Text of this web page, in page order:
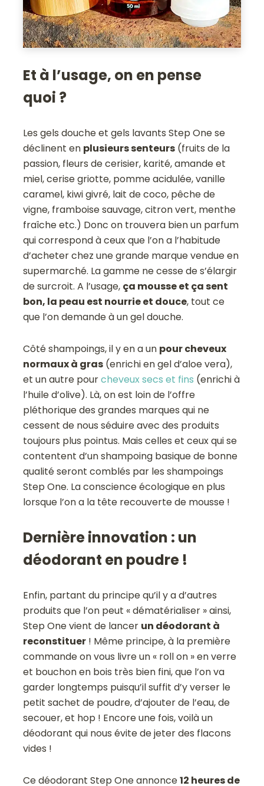
Et à l’usage, on en pense
quoi ?
Les gels douche et gels lavants Step One se
déclinent en plusieurs senteurs (fruits de la
passion, fleurs de cerisier, karité, amande et
miel, cerise griotte, pomme acidulée, vanille
caramel, kiwi givré, lait de coco, pêche de
vigne, framboise sauvage, citron vert, menthe
fraîche etc.) Donc on trouvera bien un parfum
qui correspond à ceux que l’on a l’habitude
d’acheter chez une grande marque vendue en
supermarché. La gamme ne cesse de s’élargir
de surcroit. A l’usage, ça mousse et ça sent
bon, la peau est nourrie et douce, tout ce
que l’on demande à un gel douche.
Côté shampoings, il y en a un pour cheveux
normaux à gras (enrichi en gel d’aloe vera),
et un autre pourcheveux secs et fins (enrichi à
l’huile d’olive). Là, on est loin de l’offre
pléthorique des grandes marques qui ne
cessent de nous séduire avec des produits
toujours plus pointus. Mais celles et ceux qui se
contentent d’un shampoing basique de bonne
qualité seront comblés par les shampoings
Step One. La conscience écologique en plus
lorsque l’on a la tête recouverte de mousse !
Dernière innovation : un
déodorant en poudre !
Enfin, partant du principe qu’il y a d’autres
produits que l’on peut « dématérialiser » ainsi,
Step One vient de lancer un déodorant à
reconstituer ! Même principe, à la première
commande on vous livre un « roll on » en verre
et bouchon en bois très bien fini, que l’on va
garder longtemps puisqu’il suffit d’y verser le
petit sachet de poudre, d’ajouter de l’eau, de
secouer, et hop ! Encore une fois, voilà un
déodorant qui nous évite de jeter des flacons
vides !
Ce déodorant Step One annonce12 heures de